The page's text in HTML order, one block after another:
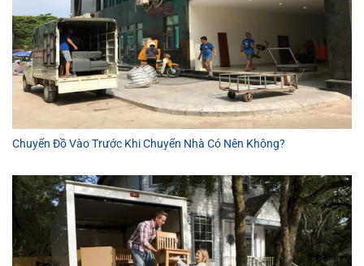
Chuyển Đồ Vào Trước Khi Chuyển Nhà Có Nên Không?